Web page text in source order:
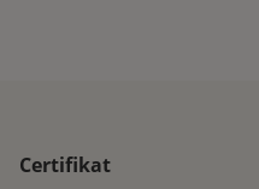
Certifikat